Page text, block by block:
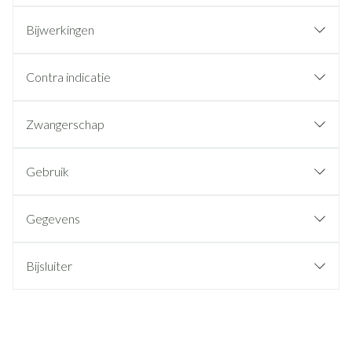
Bijwerkingen
Contra indicatie
Zwangerschap
Gebruik
Gegevens
Bijsluiter